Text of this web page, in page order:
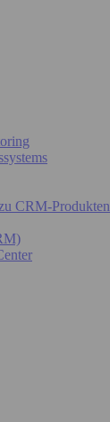
CRM-Produkten